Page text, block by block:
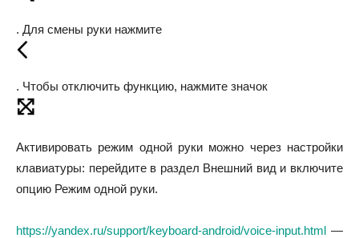
. Для смены руки нажмите
. Чтобы отключить функцию, нажмите значок
Активировать режим одной руки можно через настройки
клавиатуры: перейдите в раздел Внешний вид и включите
опцию Режим одной руки.
https://yandex.ru/support/keyboard-android/voice-input.html —